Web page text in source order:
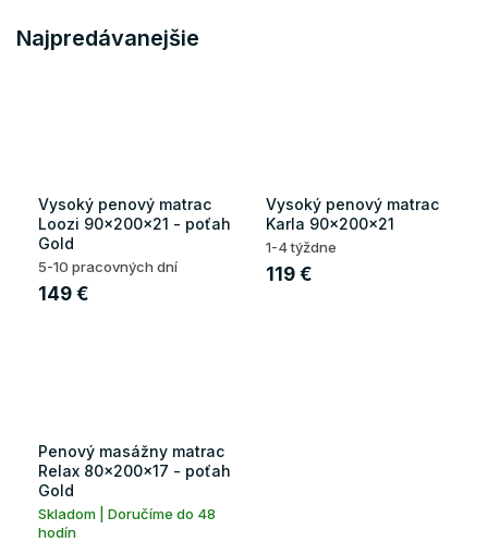
Najpredávanejšie
Vysoký penový matrac
Loozi 90x200x21 - poťah
Gold
5-10 pracovných dní
149 €
Vysoký penový matrac
Karla 90x200x21
1-4 týždne
119 €
Penový masážny matrac
Relax 80x200x17 - poťah
Gold
Skladom | Doručíme do 48
hodín